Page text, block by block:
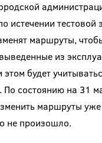
истечении тестовой
маршруты,
из
будет
По состоянию на 31
маршруты
не произошло.